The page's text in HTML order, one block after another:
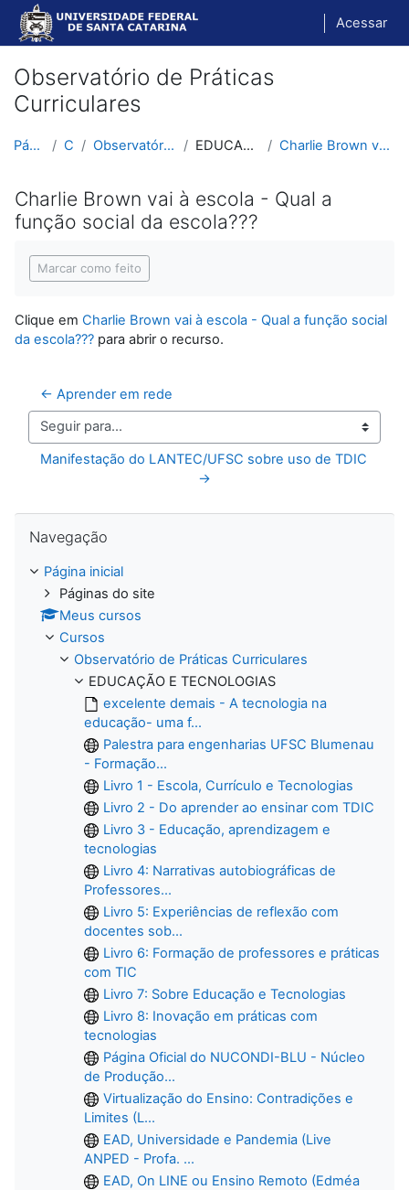
Ir para o conteúdo principal
Acessar
Observatório de Práticas
Curriculares
Página inicial Cursos Observatório de Práticas Curriculares EDUCAÇÃO E TECNOLOGIAS Charlie Brown vai à escola - Qual a função social ...
Charlie Brown vai à escola - Qual a
função social da escola???
Marcar como feito
Clique em Charlie Brown vai à escola - Qual a função social
da escola??? para abrir o recurso.
← Aprender em rede
Seguir para...
Manifestação do LANTEC/UFSC sobre uso de TDIC
→
Navegação
Página inicial
Páginas do site
Meus cursos
Cursos
Observatório de Práticas Curriculares
EDUCAÇÃO E TECNOLOGIAS
excelente demais - A tecnologia na
educação- uma f...
Palestra para engenharias UFSC Blumenau
- Formação...
Livro 1 - Escola, Currículo e Tecnologias
Livro 2 - Do aprender ao ensinar com TDIC
Livro 3 - Educação, aprendizagem e
tecnologias
Livro 4: Narrativas autobiográficas de
Professores...
Livro 5: Experiências de reflexão com
docentes sob...
Livro 6: Formação de professores e práticas
com TIC
Livro 7: Sobre Educação e Tecnologias
Livro 8: Inovação em práticas com
tecnologias
Página Oficial do NUCONDI-BLU - Núcleo
de Produção...
Virtualização do Ensino: Contradições e
Limites (L...
EAD, Universidade e Pandemia (Live
ANPED - Profa. ...
EAD, On LINE ou Ensino Remoto (Edméa